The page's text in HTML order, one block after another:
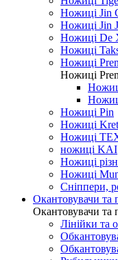
Ножиці Jin
Ножиці Jin
Ножиці De
Ножиці
Ножиці
Ножиці
Ножиці Pin
Ножиці
Ножиці
ножиці KAI
Ножиці
Ножиці
Сніппери,
Окантовувачи та
Окантовувачи та
Лінійки та